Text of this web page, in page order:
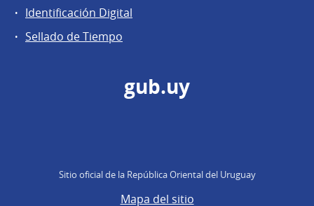
Identificación Digital
Sellado de Tiempo
gub.uy
Sitio oficial de la República Oriental del Uruguay
Mapa del sitio